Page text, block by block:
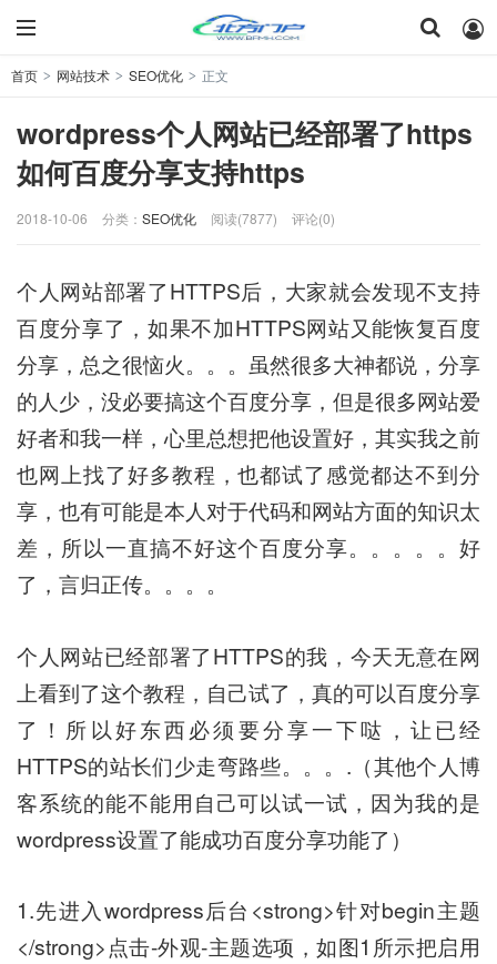
首页 > 网站技术 > SEO优化 > 正文
wordpress个人网站已经部署了https
如何百度分享支持https
2018-10-06 分类： SEO优化 阅读(7877) 评论(0)
个人网站部署了HTTPS后，大家就会发现不支持
百度分享了，如果不加HTTPS网站又能恢复百度
分享，总之很恼火。。。虽然很多大神都说，分享
的人少，没必要搞这个百度分享，但是很多网站爱
好者和我一样，心里总想把他设置好，其实我之前
也网上找了好多教程，也都试了感觉都达不到分
享，也有可能是本人对于代码和网站方面的知识太
差，所以一直搞不好这个百度分享。。。。。好
了，言归正传。。。。
个人网站已经部署了HTTPS的我，今天无意在网
上看到了这个教程，自己试了，真的可以百度分享
了！所以好东西必须要分享一下哒，让已经
HTTPS的站长们少走弯路些。。。.（其他个人博
客系统的能不能用自己可以试一试，因为我的是
wordpress设置了能成功百度分享功能了）
1.先进入wordpress后台<strong>针对begin主题
</strong>点击-外观-主题选项，如图1所示把启用